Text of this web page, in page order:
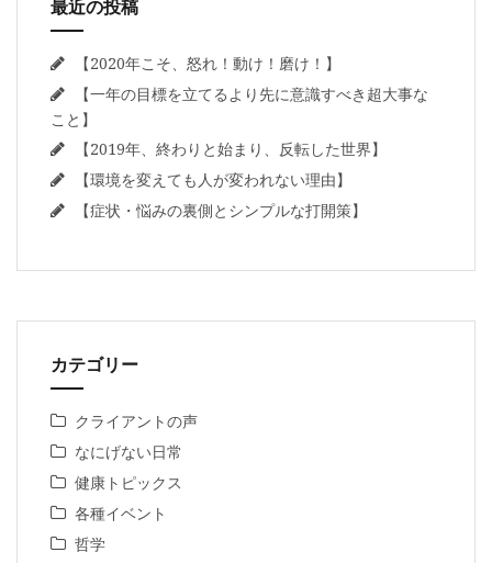
最近の投稿
【2020年こそ、怒れ！動け！磨け！】
【一年の目標を立てるより先に意識すべき超大事な
こと】
【2019年、終わりと始まり、反転した世界】
【環境を変えても人が変われない理由】
【症状・悩みの裏側とシンプルな打開策】
カテゴリー
クライアントの声
なにげない日常
健康トピックス
各種イベント
哲学